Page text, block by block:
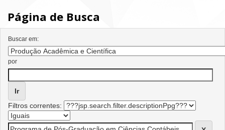
Página de Busca
Buscar em:
por
Filtros correntes: